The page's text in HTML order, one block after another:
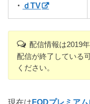
・ ｄTV
配信情報は2019
配信が終了している
ください。